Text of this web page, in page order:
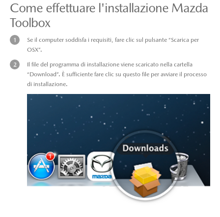
Come effettuare l'installazione Mazda
Toolbox
Se il computer soddisfa i requisiti, fare clic sul pulsante “Scarica per
OSX”.
Il file del programma di installazione viene scaricato nella cartella
“Download”. È sufficiente fare clic su questo file per avviare il processo
di installazione.